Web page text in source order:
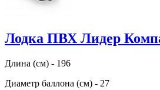
Лодка ПВХ Лидер
Длина (см) - 196
Диаметр баллона (см) - 27